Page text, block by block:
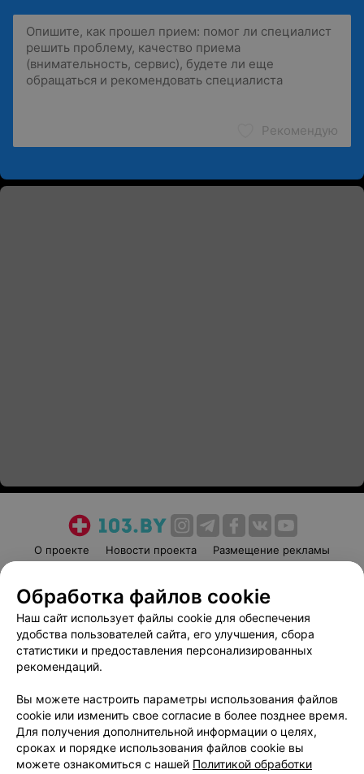
Рекомендую
О проекте Новости проекта
Размещение рекламы
Пользовательское соглашение
Способы оплаты
Вакансии
Партнеры
Написать руководителю 103.by
Обработка персональных данных
Обработка файлов cookie
Наш сайт использует файлы cookie для обеспечения
удобства пользователей сайта, его улучшения, сбора
статистики и предоставления персонализированных
рекомендаций.
Вы можете настроить параметры использования файлов
cookie или изменить свое согласие в более позднее время.
Для получения дополнительной информации о целях,
сроках и порядке использования файлов cookie вы
можете ознакомиться с нашей Политикой обработки